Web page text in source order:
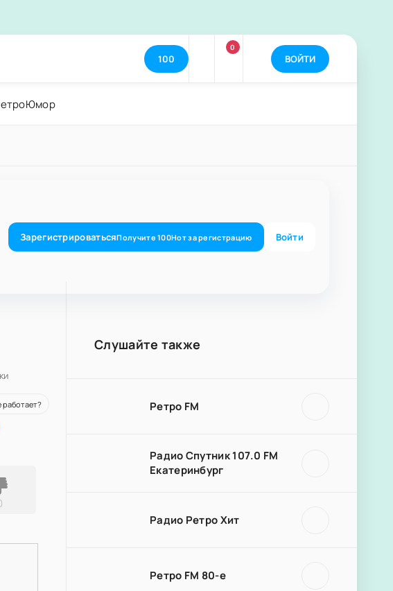
100
0
ВОЙТИ
Юмор
ЗарегистрироватьсяПолучите100Нотза регистрацию Войти
работает?
Слушайте также
Ретро FM
Радио Спутник 107.0 FM
Екатеринбург
Радио Ретро Хит
Ретро FM 80-е